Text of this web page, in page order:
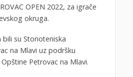
OPEN 2022, za igrače
okruga.
su Stonoteniska
na Mlavi uz podršku
Petrovac na Mlavi.